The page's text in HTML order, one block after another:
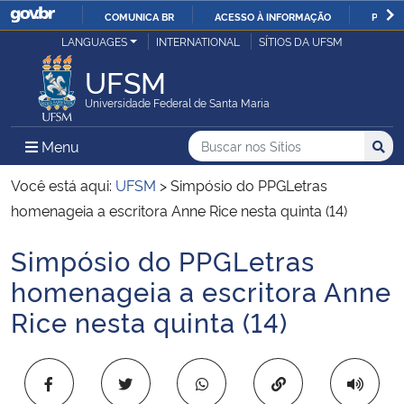
IR
COMUNICA BR ACESSO À INFORMAÇÃO
Ministério da Justiça e Segurança Pública
Ministério da Defesa
Ministério das Relações Exteriores
Ministério da Infraestrutura
Ministério da Agricultura, Pecuária e Abastecimento
Ministério da Educação
LANGUAGES INTERNATIONAL SÍTIOS DA UFSM
UFSM
Universidade Federal de Santa Maria
Menu Menu Principal do Sítio
Busca
Buscar no nos Sítios
Busca:
Você está aqui: UFSM >Simpósio do PPGLetras
homenageia a escritora Anne Rice nesta quinta (14)
Início do conteúdo
Simpósio do PPGLetras
homenageia a escritora Anne
Rice nesta quinta (14)
Copiar para área